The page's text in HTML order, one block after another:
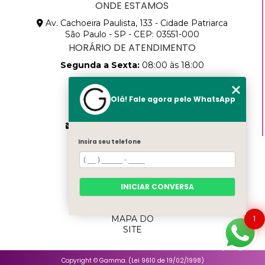
ONDE ESTAMOS
Av. Cachoeira Paulista, 133 - Cidade Patriarca
São Paulo - SP - CEP: 03551-000
HORÁRIO DE ATENDIMENTO
Segunda a Sexta:08:00 às 18:00
CONTATOS
(11) 2768-8783
(11) 99457-9205
MENU
HOME
SOBRE
NÓS
PRODUTOS
MAPA DO
SITE
Copyright © Gamma. (Lei 9610 de 19/02/1998)
1
Olá! Fale agora pelo WhatsApp
Insira seu telefone
INICIAR CONVERSA